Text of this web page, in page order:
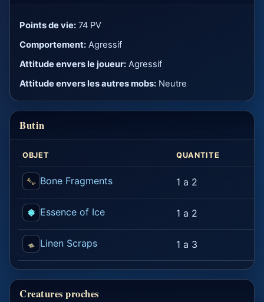
Points de vie: 74 PV
Comportement: Agressif
Attitude envers le joueur: Agressif
Attitude envers les autres mobs: Neutre
Butin
OBJET QUANTITE
Bone Fragments 1 a 2
Essence of Ice 1 a 2
Linen Scraps 1 a 3
Creatures proches